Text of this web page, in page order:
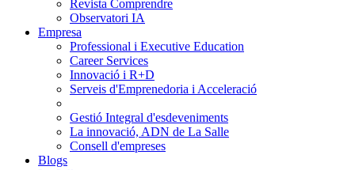
Revista Comprendre
Observatori IA
Empresa
Professional i Executive Education
Career Services
Innovació i R+D
Serveis d'Emprenedoria i Acceleració
Gestió Integral d'esdeveniments
La innovació, ADN de La Salle
Consell d'empreses
Blogs